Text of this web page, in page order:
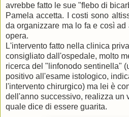
avrebbe fatto le sue "flebo di
Pamela accetta. I costi sono
da organizzare ma lo fa e così
opera.
L'intervento fatto nella clinica
consigliato dall'ospedale, molto
ricerca del "linfonodo sentinella"
positivo all'esame istologico,
l'intervento chirurgico) ma lei è
dell'anno successivo, realizza un
quale dice di essere guarita.